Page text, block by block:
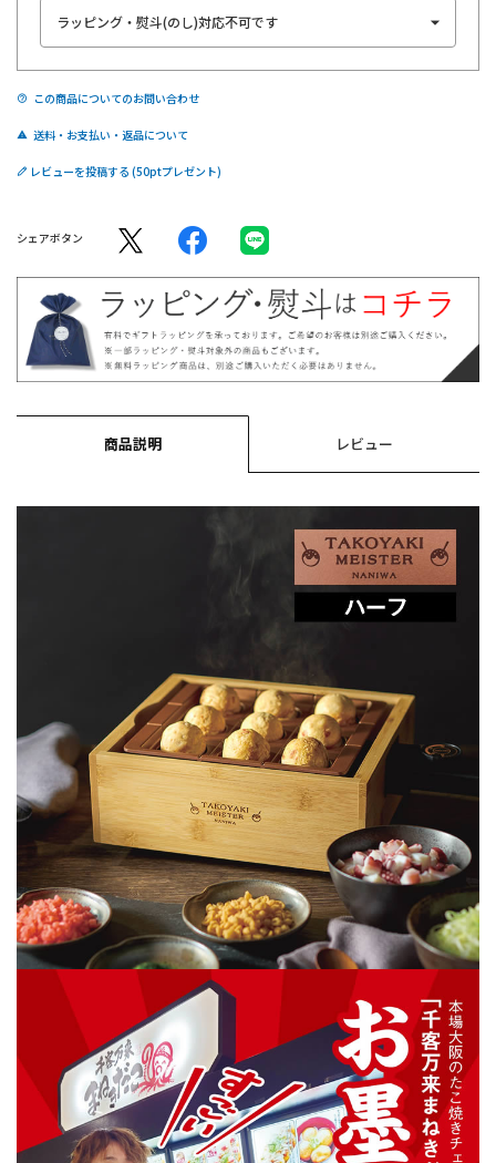
この商品についてのお問い合わせ
送料・お支払い・返品について
レビューを投稿する
シェアボタン
商品説明 レビュー